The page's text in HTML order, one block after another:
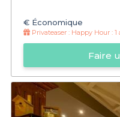
€ Économique
Privateaser : Happy Hour : 1
Faire